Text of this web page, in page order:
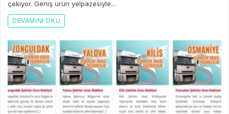
çekiyor. Geniş ürün yelpazesiyle...
DEVAMINI OKU